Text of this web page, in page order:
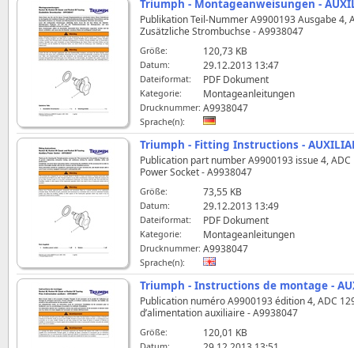
Triumph - Montageanweisungen -
Publikation Teil-Nummer A9900193 Ausgabe 4,
Zusätzliche Strombuchse - A9938047
Größe: 120,73 KB
Datum: 29.12.2013 13:47
Dateiformat: PDF Dokument
Kategorie: Montageanleitungen
Drucknummer: A9938047
Sprache(n):
Triumph - Fitting Instructions -
Publication part number A9900193 issue 4,
Power Socket - A9938047
Größe: 73,55 KB
Datum: 29.12.2013 13:49
Dateiformat: PDF Dokument
Kategorie: Montageanleitungen
Drucknummer: A9938047
Sprache(n):
Triumph - Instructions de montage -
Publication numéro A9900193 édition 4, ADC
d’alimentation auxiliaire - A9938047
Größe: 120,01 KB